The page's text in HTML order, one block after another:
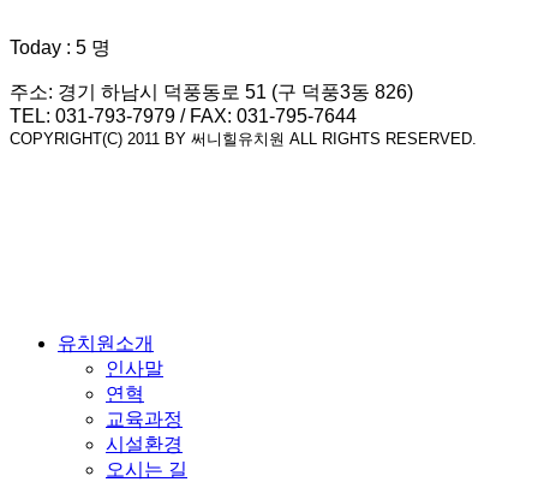
Today : 5 명
주소: 경기 하남시 덕풍동로 51 (구 덕풍3동 826)
TEL: 031-793-7979 / FAX: 031-795-7644
COPYRIGHT(C) 2011 BY 써니힐유치원 ALL RIGHTS RESERVED.
유치원소개
인사말
연혁
교육과정
시설환경
오시는 길